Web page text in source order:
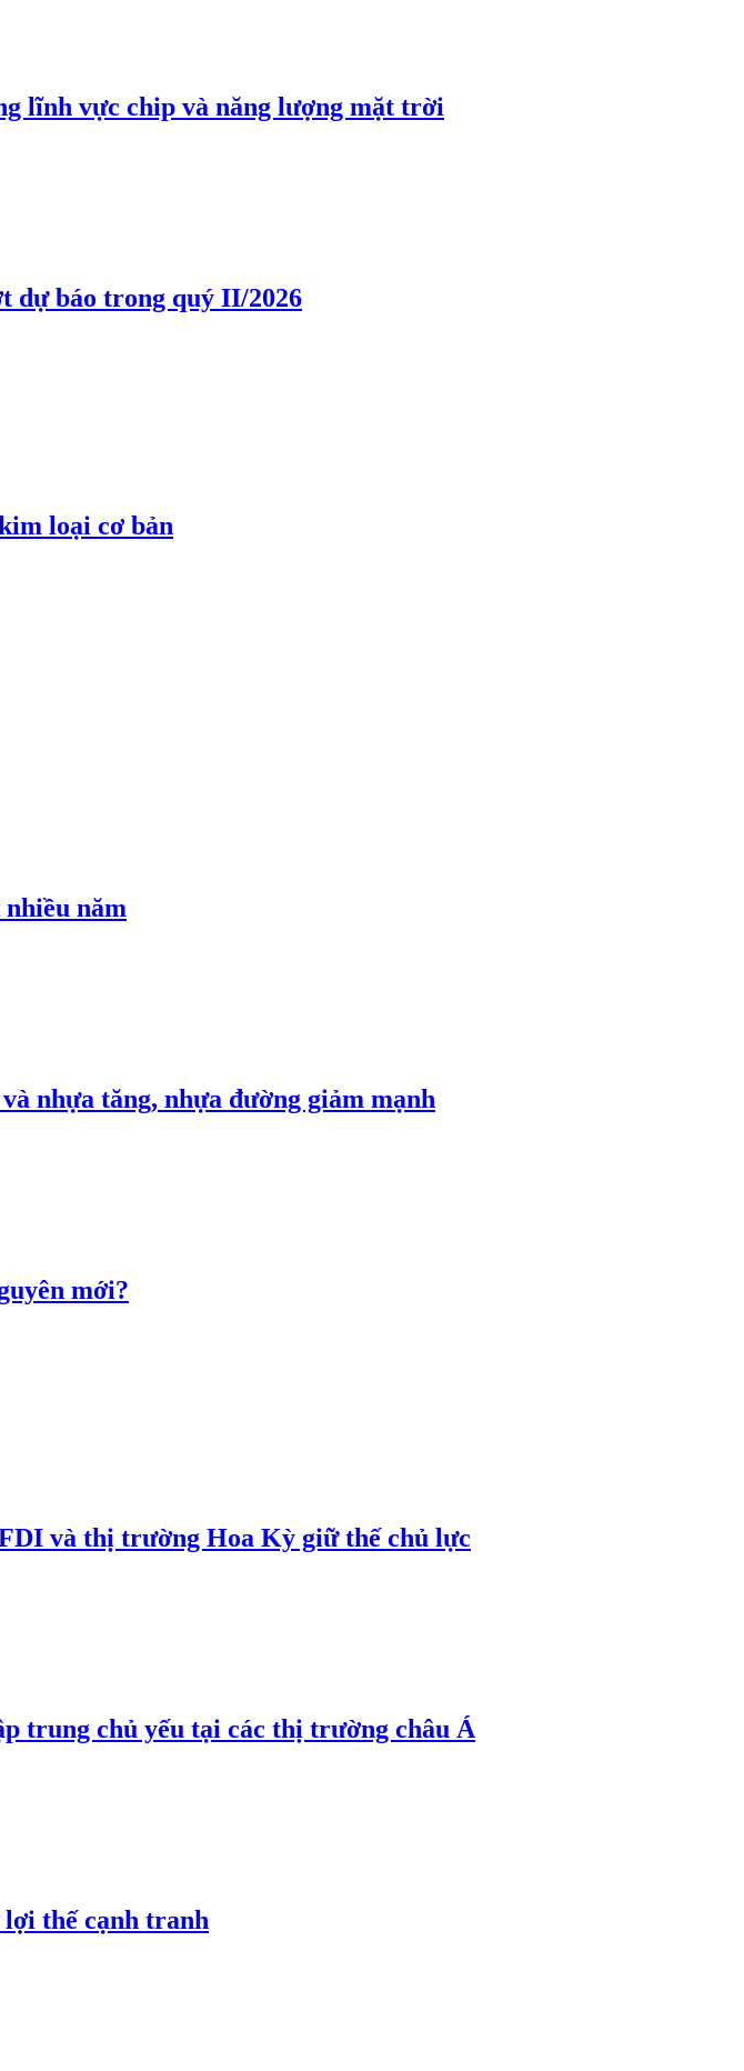
lĩnh vực chip và năng lượng mặt trời
dự báo trong quý II/2026
loại cơ bản
nhiều năm
nhựa tăng, nhựa đường giảm mạnh
mới?
và thị trường Hoa Kỳ giữ thế chủ lực
trung chủ yếu tại các thị trường châu Á
thế cạnh tranh